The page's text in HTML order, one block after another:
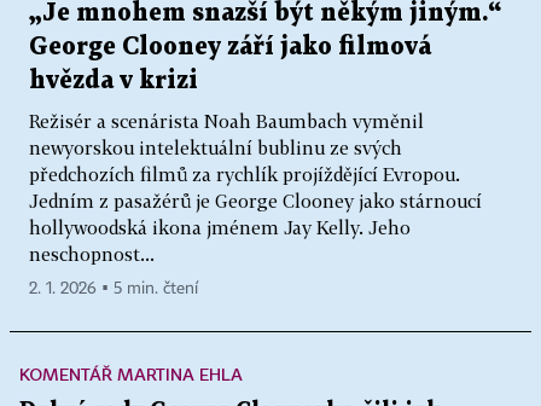
„Je mnohem snazší být někým jiným.“
George Clooney září jako filmová
hvězda v krizi
Režisér a scenárista Noah Baumbach vyměnil
newyorskou intelektuální bublinu ze svých
předchozích filmů za rychlík projíždějící Evropou.
Jedním z pasažérů je George Clooney jako stárnoucí
hollywoodská ikona jménem Jay Kelly. Jeho
neschopnost...
2. 1. 2026 ▪ 5 min. čtení
KOMENTÁŘ MARTINA EHLA